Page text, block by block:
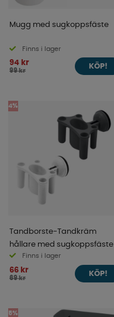
Mugg med sugkoppsfäste
Finns i lager
94 kr
99 kr
KÖP!
4%
Tandborste-Tandkräm
hållare med sugkoppsfäste
Finns i lager
66 kr
69 kr
KÖP!
5%